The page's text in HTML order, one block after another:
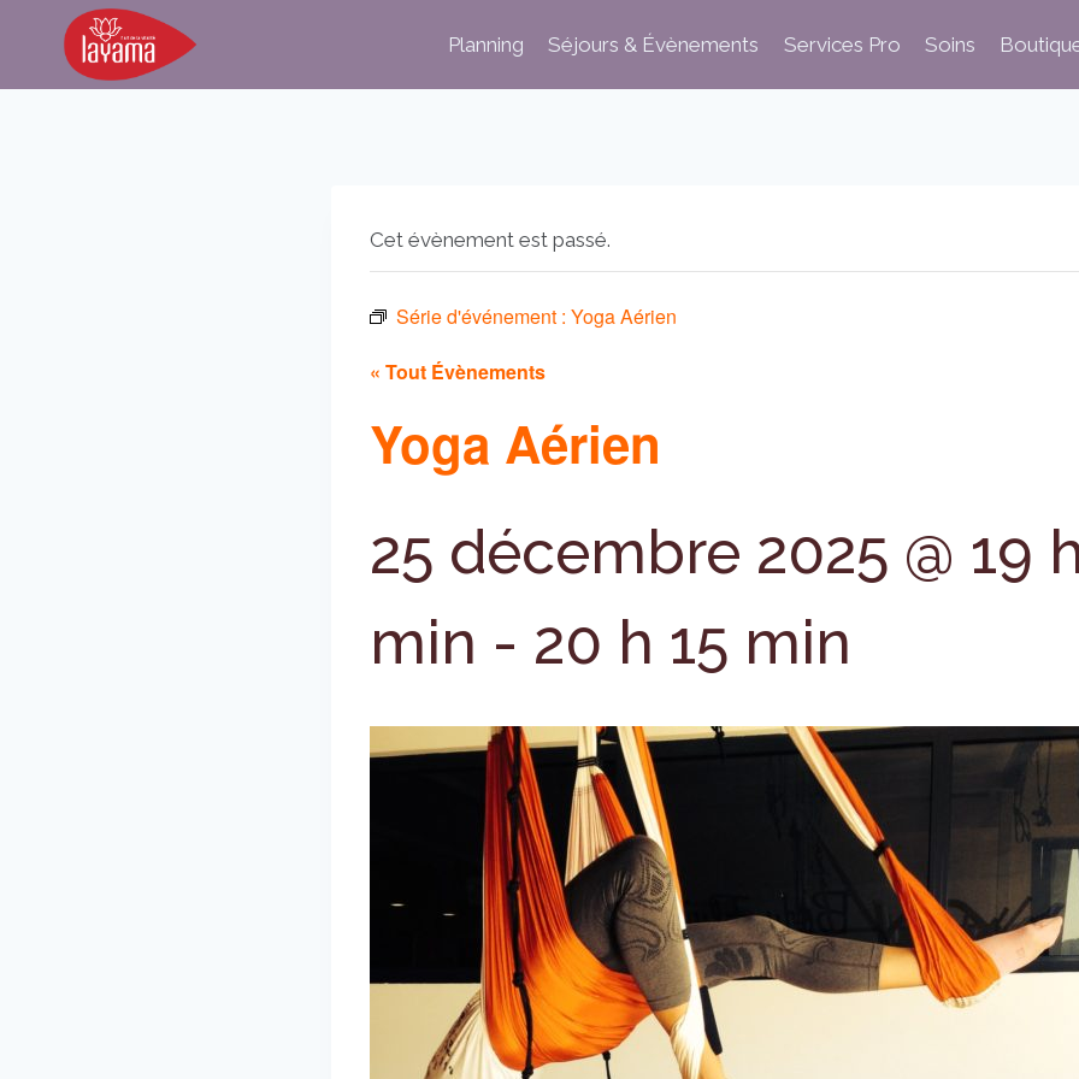
Planning Séjours & Évènements Services Pro Soins
Cet évènement est passé.
Série d'événement : Yoga Aérien
« Tout Évènements
Yoga Aérien
25 décembre 2025 @ 19
min - 20 h 15 min